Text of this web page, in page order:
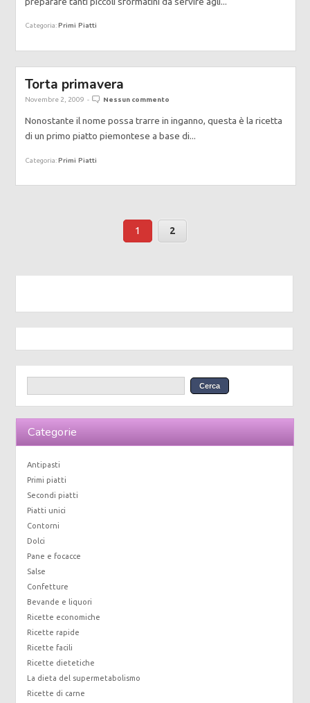
Categoria:Primi Piatti
Torta primavera
Novembre 2, 2009 - Nessun commento
Nonostante il nome possa trarre in inganno, questa è la ricetta
di un primo piatto piemontese a base di...
Categoria:Primi Piatti
1 2
Categorie
Antipasti
Primi piatti
Secondi piatti
Piatti unici
Contorni
Dolci
Pane e focacce
Salse
Confetture
Bevande e liquori
Ricette economiche
Ricette rapide
Ricette facili
Ricette dietetiche
La dieta del supermetabolismo
Ricette di carne